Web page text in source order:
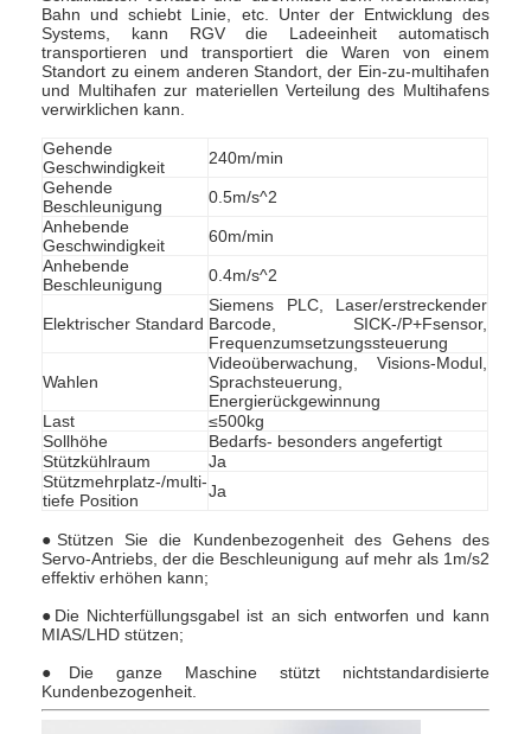
Bahn und schiebt Linie, etc. Unter der Entwicklung des
Systems, kann RGV die Ladeeinheit automatisch
transportieren und transportiert die Waren von einem
Standort zu einem anderen Standort, der Ein-zu-multihafen
und Multihafen zur materiellen Verteilung des Multihafens
verwirklichen kann.
Gehende
Geschwindigkeit
240m/min
Gehende
Beschleunigung
0.5m/s^2
Anhebende
Geschwindigkeit
60m/min
Anhebende
Beschleunigung
0.4m/s^2
Elektrischer Standard
Siemens PLC, Laser/erstreckender
Barcode, SICK-/P+Fsensor,
Frequenzumsetzungssteuerung
Wahlen
Videoüberwachung, Visions-Modul,
Sprachsteuerung,
Energierückgewinnung
Last
≤500kg
Sollhöhe
Bedarfs- besonders angefertigt
Stützkühlraum
Ja
Stützmehrplatz-/multi-
tiefe Position
Ja
●Stützen Sie die Kundenbezogenheit des Gehens des
Servo-Antriebs, der die Beschleunigung auf mehr als 1m/s2
effektiv erhöhen kann;
● Die Nichterfüllungsgabel ist an sich entworfen und kann
MIAS/LHD stützen;
● Die ganze Maschine stützt nichtstandardisierte
Kundenbezogenheit.